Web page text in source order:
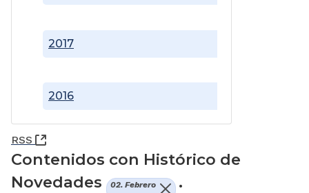
2016
2017
RSS (Abre una nueva ventana)
Contenidos con Histórico de
Novedades
02. Febrero .